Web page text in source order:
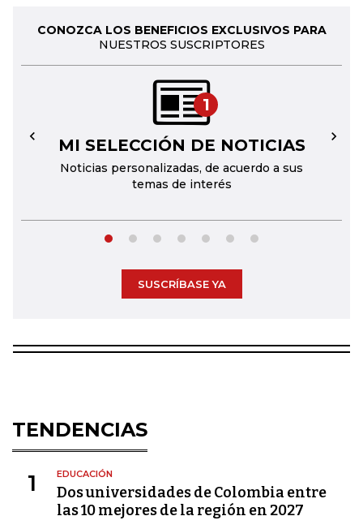
CONOZCA LOS BENEFICIOS EXCLUSIVOS PARA
NUESTROS SUSCRIPTORES
1
MI SELECCIÓN DE NOTICIAS
Noticias personalizadas, de acuerdo a sus
temas de interés
← →
SUSCRÍBASE YA
TENDENCIAS
1 EDUCACIÓN
Dos universidades de Colombia entre
las 10 mejores de la región en 2027